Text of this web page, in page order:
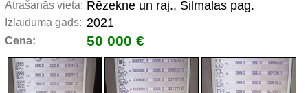
Atrašanās vieta: Rēzekne un raj., Silmalas pag.
Izlaiduma gads: 2021
Cena: 50 000 €